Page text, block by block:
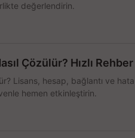
değerlendirin.
Çözülür? Hızlı Rehber
Lisans, hesap, bağlantı ve hata
hemen etkinleştirin.